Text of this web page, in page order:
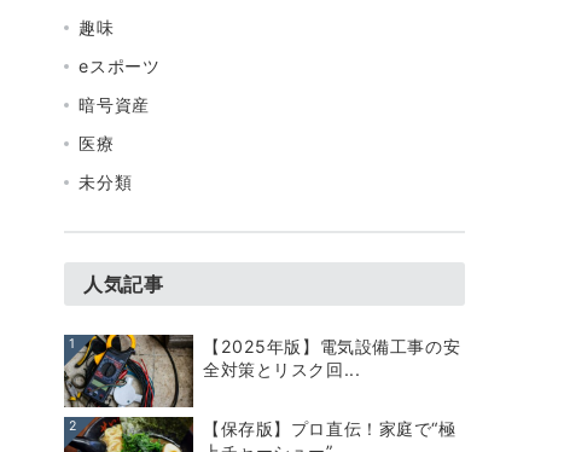
趣味
eスポーツ
暗号資産
医療
未分類
人気記事
1
【2025年版】電気設備工事の安
全対策とリスク回...
2
【保存版】プロ直伝！家庭で“極